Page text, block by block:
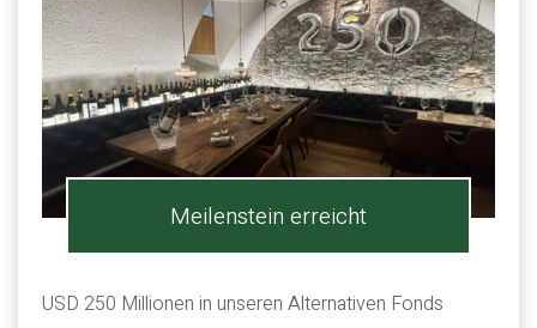
Meilenstein erreicht
USD 250 Millionen in unseren Alternativen Fonds